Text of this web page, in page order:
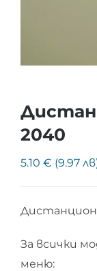
2040
5.10 € (9.97
За всички
меню: